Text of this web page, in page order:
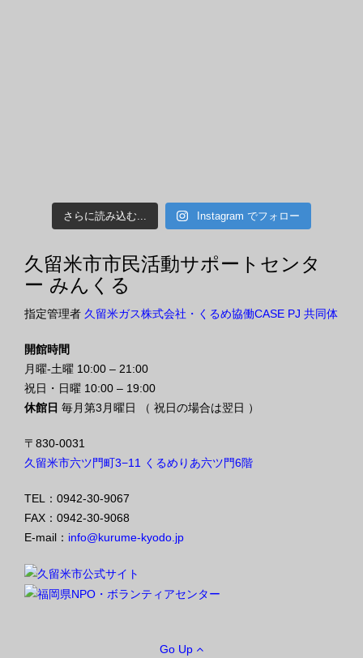
さらに読み込む... Instagram でフォロー
久留米市市民活動サポートセンタ
ー みんくる
指定管理者 久留米ガス株式会社・くるめ協働CASE PJ 共同体
開館時間
月曜-土曜 10:00 – 21:00
祝日・日曜 10:00 – 19:00
休館日 毎月第3月曜日 （ 祝日の場合は翌日 ）
〒830-0031
久留米市六ツ門町3−11 くるめりあ六ツ門6階
TEL：0942-30-9067
FAX：0942-30-9068
E-mail： info@kurume-kyodo.jp
Go Up